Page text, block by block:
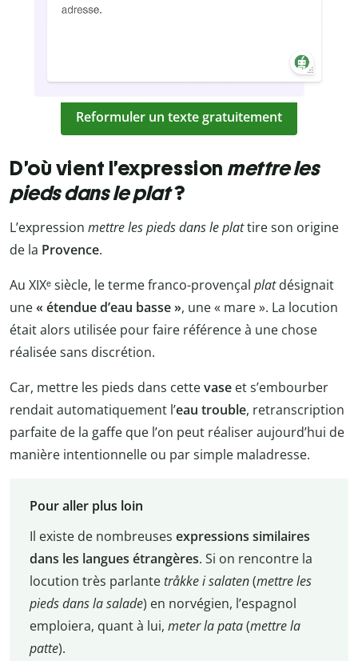
Reformuler un texte gratuitement
D’où vient l’expression mettre les
pieds dans le plat?
L’expression mettre les pieds dans le plattire son origine
de la Provence.
Au XIXᵉ siècle, le terme franco-provençal platdésignait
une« étendue d’eau basse », une « mare ». La locution
était alors utilisée pour faire référence à une chose
réalisée sans discrétion.
Car, mettre les pieds dans cettevase et s’embourber
rendait automatiquement l’eau trouble, retranscription
parfaite de la gaffe que l’on peut réaliser aujourd’hui de
manière intentionnelle ou par simple maladresse.
Pour aller plus loin
Il existe de nombreuses expressions similaires
dans les langues étrangères. Si on rencontre la
locution très parlantetråkke i salaten(mettre les
pieds dans la salade) en norvégien, l’espagnol
emploiera, quant à lui, meter la pata(mettre la
patte).